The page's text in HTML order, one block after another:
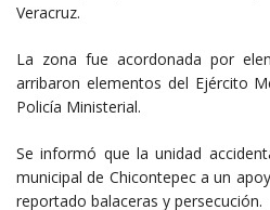
Veracruz.
La zona fue acordonada por
arribaron elementos del Ejército
Policía Ministerial.
Se informó que la unidad
municipal de Chicontepec a un
reportado balaceras y persecución.